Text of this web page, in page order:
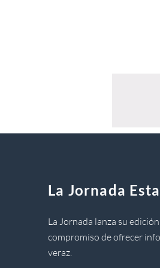
La Jornada
La Jornada lanza su
compromiso de ofrecer
veraz.